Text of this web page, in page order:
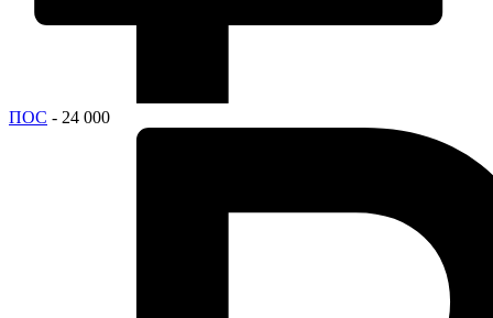
ПОС - 24 000